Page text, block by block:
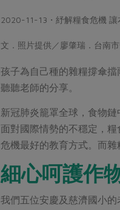
2020-11-13・紓解糧食危機 讓
文．照片提供／廖肇瑞．台南
孩子為自己種的雜糧撐傘
聽聽老師的分享。
新冠肺炎籠罩全球，食物
面對國際情勢的不穩定，
危機最好的教育方式。而雜
細心呵護作
我們五位安慶及慈濟國小